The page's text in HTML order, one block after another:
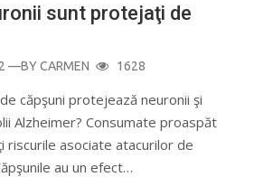
sunt protejaţi de
—BYCARMEN 1628
căpşuni protejează neuronii şi
Alzheimer? Consumate proaspăt
riscurile asociate atacurilor de
au un efect…